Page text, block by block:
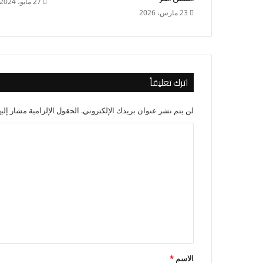
23 مارس، 2026
اترك تعليقاً
لن يتم نشر عنوان بريدك الإلكتروني. الحقول الإلزامية مشار
*
الاسم *